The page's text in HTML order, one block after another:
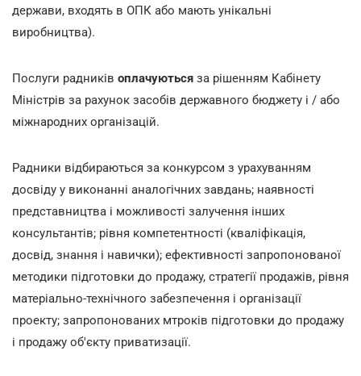
держави, входять в ОПК або мають унікальні
виробництва).
Послуги радників оплачуються за рішенням Кабінету
Міністрів за рахунок засобів державного бюджету і / або
міжнародних організацій.
Радники відбираються за конкурсом з урахуванням
досвіду у виконанні аналогічних завдань; наявності
представництва і можливості залучення інших
консультантів; рівня компетентності (кваліфікація,
досвід, знання і навички); ефективності запропонованої
методики підготовки до продажу, стратегії продажів, рівня
матеріально-технічного забезпечення і організації
проекту; запропонованих мтроків підготовки до продажу
і продажу об'єкту приватизації.